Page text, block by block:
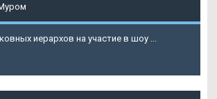
иерархов на участие в шоу ...